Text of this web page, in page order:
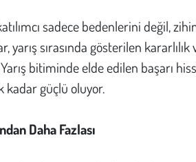
sadece bedenlerini değil,
sırasında gösterilen
bitiminde elde edilen başarı
kadar güçlü oluyor.
Daha Fazlası